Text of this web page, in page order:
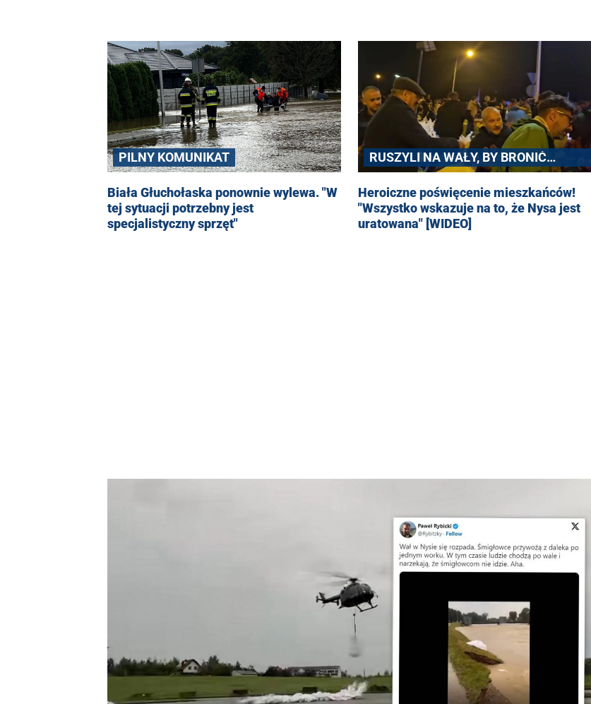
PILNY KOMUNIKAT
Biała Głuchołaska ponownie wylewa. "W
tej sytuacji potrzebny jest
specjalistyczny sprzęt"
RUSZYLI NA WAŁY, BY BRONIĆ
MIASTA
Heroiczne poświęcenie mieszkańców!
"Wszystko wskazuje na to, że Nysa jest
uratowana" [WIDEO]